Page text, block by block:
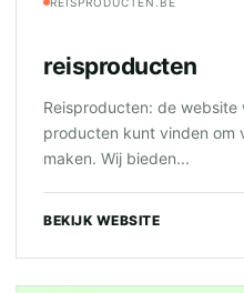
reisproducten
Reisproducten: de website
producten kunt vinden om
maken. Wij bieden...
BEKIJK WEBSITE